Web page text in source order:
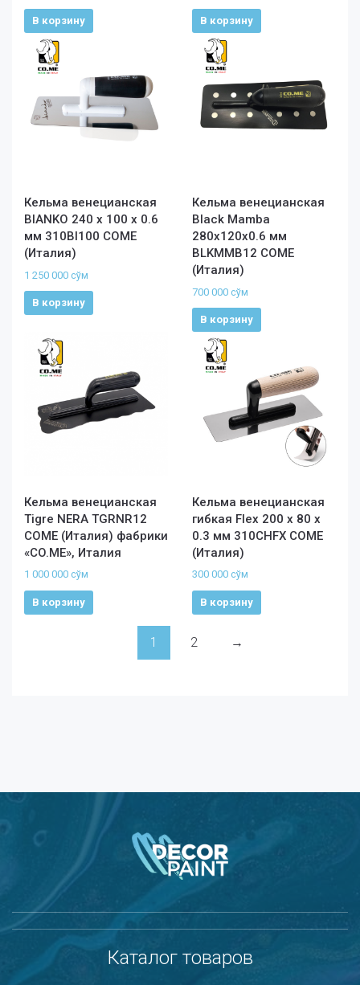
В корзину В корзину
Кельма венецианская
BIANKO 240 х 100 х 0.6
мм 310BI100 COME
(Италия)
1 250 000 сўм
В корзину
Кельма венецианская
Black Mamba
280x120x0.6 мм
BLKMMB12 COME
(Италия)
700 000 сўм
В корзину
Кельма венецианская
Tigre NERA TGRNR12
COME (Италия) фабрики
«CO.ME», Италия
1 000 000 сўм
В корзину
Кельма венецианская
гибкая Flex 200 х 80 х
0.3 мм 310CHFX COME
(Италия)
300 000 сўм
В корзину
1 2 →
Каталог товаров